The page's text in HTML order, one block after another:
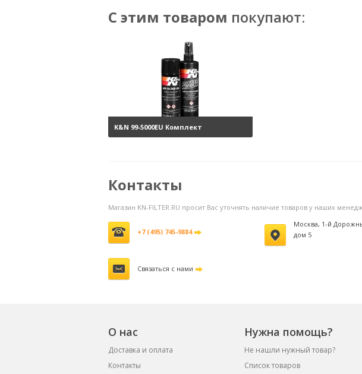
С этим товаром покупают:
K&N 99-5000EU Комплект
Контакты
Магазин KN-FILTER.RU просит Вас уточнять наличие товаров у наших
+7 (495) 745-9884
Москва, 1-й
дом 5
Связаться с нами
О нас Нужна помощь?
Доставка и оплата
Не нашли нужный товар?
Контакты
Список товаров